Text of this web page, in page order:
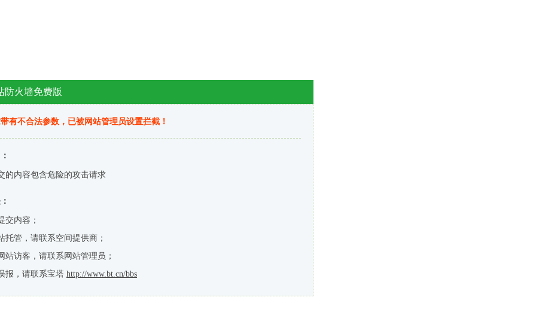
防火墙免费版
有不合法参数，已被网站管理员设置拦截！
的内容包含危险的攻击请求
交内容；
托管，请联系空间提供商；
站访客，请联系网站管理员；
报，请联系宝塔 http://www.bt.cn/bbs